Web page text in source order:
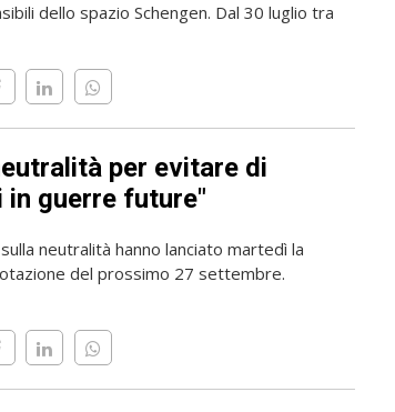
dello spazio Schengen. Dal 30 luglio tra
per evitare di
guerre future"
neutralità hanno lanciato martedì la
del prossimo 27 settembre.